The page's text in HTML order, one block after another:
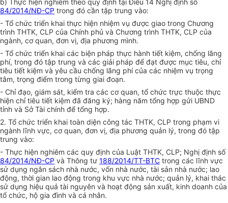
b) Thực hiện nghiêm theo quy định tại Điều 14 Nghị định số
84/2014/NĐ-CP trong đó cần tập trung vào:
- Tổ chức triển khai thực hiện nhiệm vụ được giao trong Chương
trình THTK, CLP của Chính phủ và Chương trình THTK, CLP của
ngành, cơ quan, đơn vị, địa phương mình.
- Tổ chức triển khai các biện pháp thực hành tiết kiệm, chống lãng
phí, trong đó tập trung và các giải pháp để đạt được mục tiêu, chỉ
tiêu tiết kiệm và yêu cầu chống lãng phí của các nhiệm vụ trọng
tâm, trọng điểm trong từng giai đoạn.
- Chỉ đạo, giám sát, kiểm tra các cơ quan, tổ chức trực thuộc thực
hiện chỉ tiêu tiết kiệm đã đăng ký; hàng năm tổng hợp gửi UBND
tỉnh và Sở Tài chính để tổng hợp.
2. Tổ chức triển khai toàn diện công tác THTK, CLP trong phạm vi
ngành lĩnh vực, cơ quan, đơn vị, địa phương quản lý, trong đó tập
trung vào:
- Thực hiện nghiêm các quy định của Luật THTK, CLP; Nghị định số
84/2014/NĐ-CP và Thông tư 188/2014/TT-BTC trong các lĩnh vực
sử dụng ngân sách nhà nước, vốn nhà nước, tài sản nhà nước; lao
động, thời gian lao động trong khu vực nhà nước; quản lý, khai thác
sử dụng hiệu quả tài nguyên và hoạt động sản xuất, kinh doanh của
tổ chức, hộ gia đình và cá nhân.